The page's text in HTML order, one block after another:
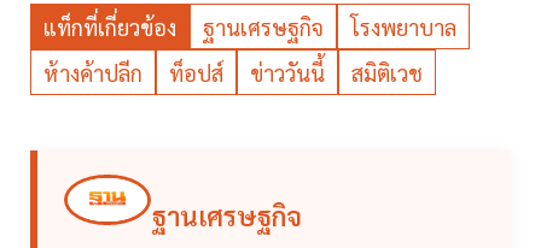
แท็กที่เกี่ยวข้อง ฐานเศรษฐกิจ
โรงพยาบาล
ห้างค้าปลีก
ท็อปส์ ข่าววันนี้ สมิติเวช
ฐานเศรษฐกิจ